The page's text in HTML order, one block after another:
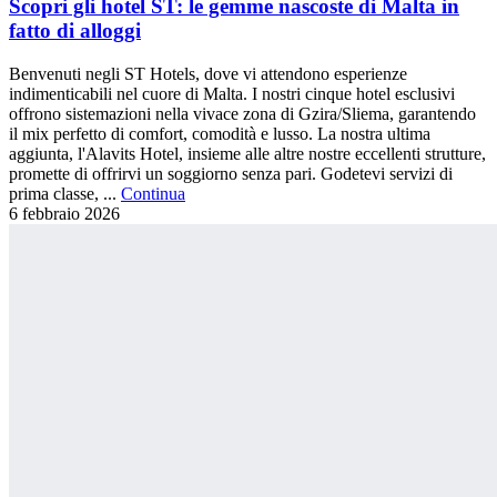
Scopri gli hotel ST: le gemme nascoste di Malta in
fatto di alloggi
Benvenuti negli ST Hotels, dove vi attendono esperienze
indimenticabili nel cuore di Malta. I nostri cinque hotel esclusivi
offrono sistemazioni nella vivace zona di Gzira/Sliema, garantendo
il mix perfetto di comfort, comodità e lusso. La nostra ultima
aggiunta, l'Alavits Hotel, insieme alle altre nostre eccellenti strutture,
promette di offrirvi un soggiorno senza pari. Godetevi servizi di
prima classe, ... Continua
6 febbraio 2026